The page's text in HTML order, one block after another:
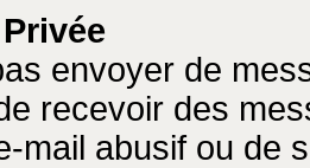
envoyer de
recevoir des
mail abusif ou de